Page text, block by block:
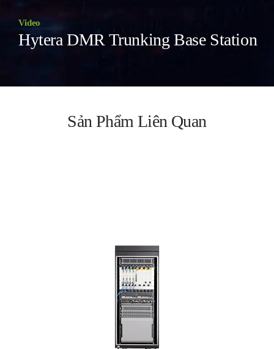
Video
Hytera DMR Trunking Base Station
Sản Phẩm Liên Quan